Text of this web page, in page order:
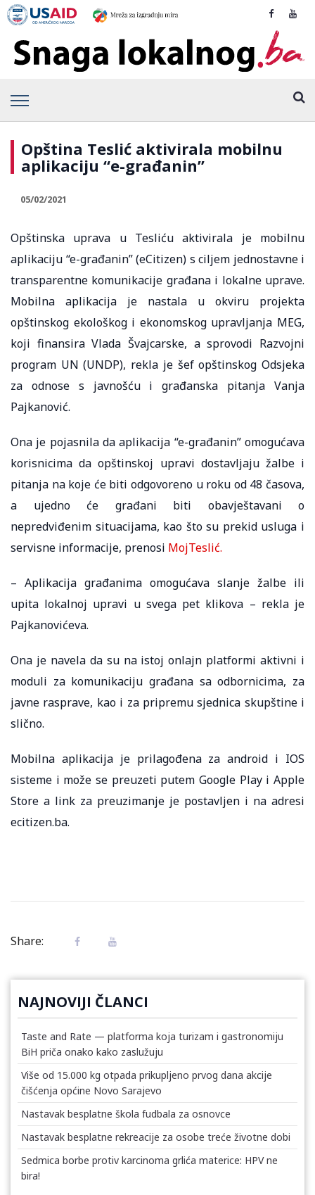
Opština Teslić aktivirala mobilnu
aplikaciju “e-građanin”
05/02/2021
Opštinska uprava u Tesliću aktivirala je mobilnu
aplikaciju “e-građanin” (eCitizen) s ciljem jednostavne i
transparentne komunikacije građana i lokalne uprave.
Mobilna aplikacija je nastala u okviru projekta
opštinskog ekološkog i ekonomskog upravljanja MEG,
koji finansira Vlada Švajcarske, a sprovodi Razvojni
program UN (UNDP), rekla je šef opštinskog Odsjeka
za odnose s javnošću i građanska pitanja Vanja
Pajkanović.
Ona je pojasnila da aplikacija “e-građanin” omogućava
korisnicima da opštinskoj upravi dostavljaju žalbe i
pitanja na koje će biti odgovoreno u roku od 48 časova,
a ujedno će građani biti obavještavani o
nepredviđenim situacijama, kao što su prekid usluga i
servisne informacije, prenosi MojTeslić.
– Aplikacija građanima omogućava slanje žalbe ili
upita lokalnoj upravi u svega pet klikova – rekla je
Pajkanovićeva.
Ona je navela da su na istoj onlajn platformi aktivni i
moduli za komunikaciju građana sa odbornicima, za
javne rasprave, kao i za pripremu sjednica skupštine i
slično.
Mobilna aplikacija je prilagođena za android i IOS
sisteme i može se preuzeti putem Google Play i Apple
Store a link za preuzimanje je postavljen i na adresi
ecitizen.ba.
Share:
NAJNOVIJI ČLANCI
Taste and Rate — platforma koja turizam i gastronomiju
BiH priča onako kako zaslužuju
Više od 15.000 kg otpada prikupljeno prvog dana akcije
čišćenja općine Novo Sarajevo
Nastavak besplatne škola fudbala za osnovce
Nastavak besplatne rekreacije za osobe treće životne dobi
Sedmica borbe protiv karcinoma grlića materice: HPV ne
bira!